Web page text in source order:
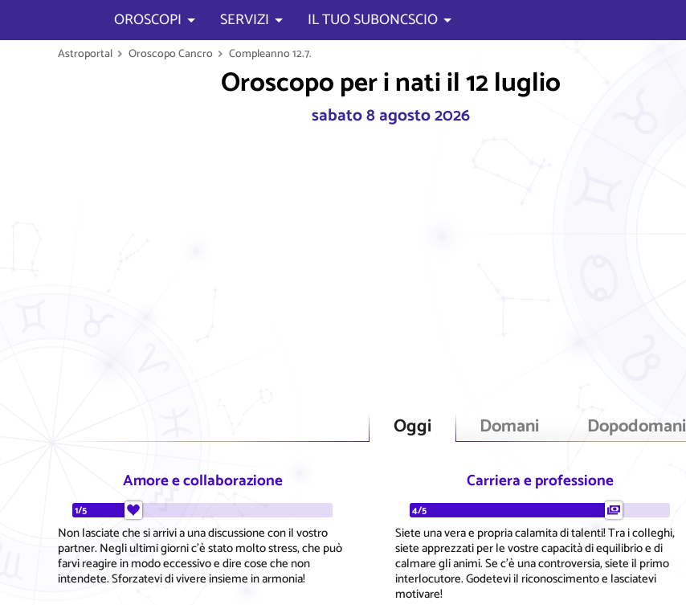
OROSCOPI SERVIZI IL TUO SUBONCSCIO
Astroportal Oroscopo Cancro Compleanno 12.7.
Oroscopo per i nati il 12 luglio
sabato 8 agosto 2026
Oggi Domani Dopodomani
Amore e collaborazione
1/5
Non lasciate che si arrivi a una discussione con il vostro
partner. Negli ultimi giorni c'è stato molto stress, che può
farvi reagire in modo eccessivo e dire cose che non
intendete. Sforzatevi di vivere insieme in armonia!
Carriera e professione
4/5
Siete una vera e propria calamita di talenti! Tra i colleghi,
siete apprezzati per le vostre capacità di equilibrio e di
calmare gli animi. Se c'è una controversia, siete il primo
interlocutore. Godetevi il riconoscimento e lasciatevi
motivare!